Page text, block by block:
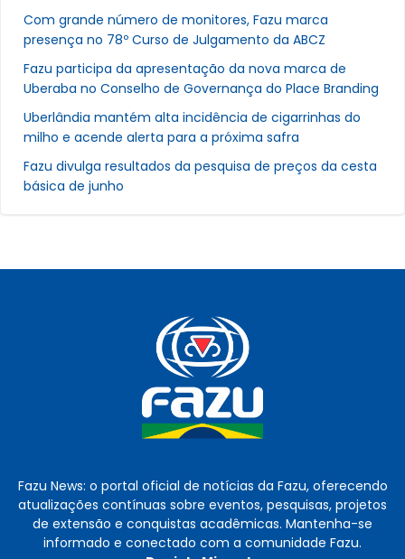
Com grande número de monitores, Fazu marca
presença no 78º Curso de Julgamento da ABCZ
Fazu participa da apresentação da nova marca de
Uberaba no Conselho de Governança do Place Branding
Uberlândia mantém alta incidência de cigarrinhas do
milho e acende alerta para a próxima safra
Fazu divulga resultados da pesquisa de preços da cesta
básica de junho
Fazu News: o portal oficial de notícias da Fazu, oferecendo
atualizações contínuas sobre eventos, pesquisas, projetos
de extensão e conquistas acadêmicas. Mantenha-se
informado e conectado com a comunidade Fazu.